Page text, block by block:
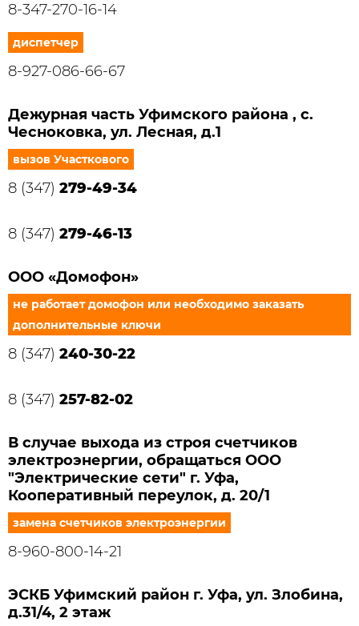
8-347-270-16-14
диспетчер
8-927-086-66-67
Дежурная часть Уфимского района , с.
Чесноковка, ул. Лесная, д.1
вызов Участкового
8 (347) 279-49-34
8 (347) 279-46-13
ООО «Домофон»
не работает домофон или необходимо заказать
дополнительные ключи
8 (347) 240-30-22
8 (347) 257-82-02
В случае выхода из строя счетчиков
электроэнергии, обращаться ООО
"Электрические сети" г. Уфа,
Кооперативный переулок, д. 20/1
замена счетчиков электроэнергии
8-960-800-14-21
ЭСКБ Уфимский район г. Уфа, ул. Злобина,
д.31/4, 2 этаж